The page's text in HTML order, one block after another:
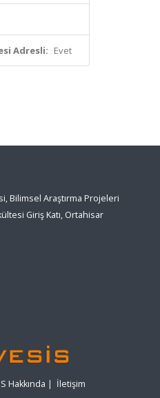
Adresli: Evet
Bilimsel Araştırma Projeleri
Giriş Katı, Ortahisar
Hakkında | İletişim